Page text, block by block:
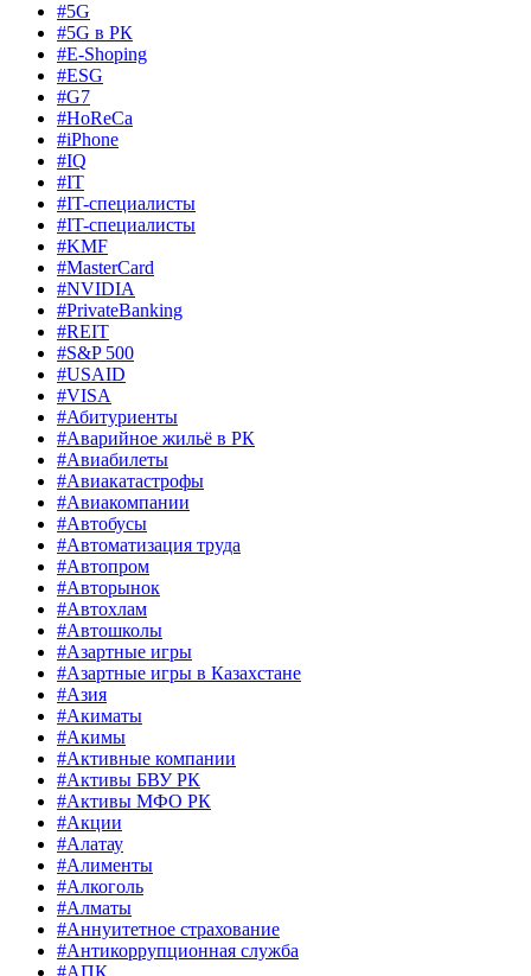
#5G
#5G в РК
#E-Shoping
#ESG
#G7
#HoReCa
#iPhone
#IQ
#IT
#IT-специалисты
#IT-специалисты
#KMF
#MasterCard
#NVIDIA
#PrivateBanking
#REIT
#S&P 500
#USAID
#VISA
#Абитуриенты
#Аварийное жильё в РК
#Авиабилеты
#Авиакатастрофы
#Авиакомпании
#Автобусы
#Автоматизация труда
#Автопром
#Авторынок
#Автохлам
#Автошколы
#Азартные игры
#Азартные игры в Казахстане
#Азия
#Акиматы
#Акимы
#Активные компании
#Активы БВУ РК
#Активы МФО РК
#Акции
#Алатау
#Алименты
#Алкоголь
#Алматы
#Аннуитетное страхование
#Антикоррупционная служба